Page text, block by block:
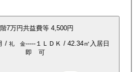
階7万円共益費等 4,500円
/ 礼 金-----１ＬＤＫ / 42.34㎡ 入居日
即 可